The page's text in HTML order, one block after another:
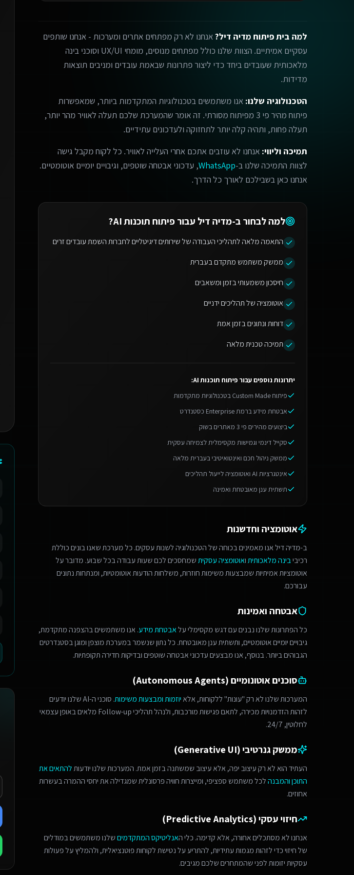
למה בית פיתוח מדיה דיל? אנחנו לא רק מפתחים אתרים ומערכות - אנחנו שותפים
עסקיים אמיתיים. הצוות שלנו כולל מפתחים מנוסים, מומחי UX/UI וסוכני בינה
מלאכותית שעובדים ביחד כדי ליצור פתרונות שבאמת עובדים ומניבים תוצאות
מדידות.
הטכנולוגיה שלנו: אנו משתמשים בטכנולוגיות המתקדמות ביותר, שמאפשרות
פיתוח מהיר פי 3 מפיתוח מסורתי. זה אומר שהמערכת שלכם תעלה לאוויר מהר יותר,
תעלה פחות, ותהיה קלה יותר לתחזוקה ולעדכונים עתידיים.
תמיכה וליווי: אנחנו לא עוזבים אתכם אחרי העלייה לאוויר. כל לקוח מקבל גישה
לצוות התמיכה שלנו ב-WhatsApp, עדכוני אבטחה שוטפים, וגיבויים יומיים אוטומטיים.
אנחנו כאן בשבילכם לאורך כל הדרך.
למה לבחור ב-מדיה דיל עבור פיתוח תוכנות AI ?
התאמה מלאה לתהליכי העבודה של שירותים דיגיטליים לחברות השמת עובדים זרים
ממשק משתמש מתקדם בעברית
חיסכון משמעותי בזמן ומשאבים
אוטומציה של תהליכים ידניים
דוחות ונתונים בזמן אמת
תמיכה טכנית מלאה
יתרונות נוספים עבור פיתוח תוכנות AI
:
פיתוח Custom Made בטכנולוגיות מתקדמות
אבטחת מידע ברמת Enterprise כסטנדרט
ביצועים מהירים פי 3 מאתרים בשוק
סקייל דינמי וגמישות מקסימלית לצמיחה עסקית
ממשק ניהול חכם ואינטואיטיבי בעברית מלאה
אינטגרציות AI ואוטומציה לייעול תהליכים
תשתית ענן מאובטחת ואמינה
אוטומציה וחדשנות
ב-מדיה דיל אנו מאמינים בכוחה של הטכנולוגיה לשנות עסקים. כל מערכת שאנו בונים כוללת
רכיביבינה מלאכותיתואוטומציה עסקיתשמחסכים לכם שעות עבודה בכל שבוע. מדובר על
אוטומציות אמיתיות שמבצעות משימות חוזרות, משלחות הודעות אוטומטיות, ומנתחות נתונים
עבורכם.
אבטחה ואמינות
כל הפתרונות שלנו נבנים עם דגש מקסימלי עלאבטחת מידע. אנו משתמשים בהצפנה מתקדמת,
גיבויים יומיים אוטומטיים, ותשתית ענן מאובטחת. כל נתון שנשמר במערכת מוצפן ומוגן בסטנדרטים
הגבוהים ביותר. בנוסף, אנו מבצעים עדכוני אבטחה שוטפים ובדיקות חדירה תקופתיות.
סוכנים אוטונומיים (Autonomous Agents)
המערכות שלנו לא רק "עונות" ללקוחות, אלאיוזמות ומבצעות משימות
. סוכני ה-AI שלנו יודעים
לזהות הזדמנויות מכירה, לתאם פגישות מורכבות, ולנהל תהליכי Follow-up מלאים באופן עצמאי
לחלוטין, 24/7.
ממשק גנרטיבי (Generative UI)
העתיד הוא לא רק עיצוב יפה, אלא עיצוב שמשתנה בזמן אמת. המערכות שלנו יודעותלהתאים את
התוכן והמבנהלכל משתמש ספציפי, ומייצרות חוויה פרסונלית שמגדילה את יחסי ההמרה בעשרות
אחוזים.
חיזוי עסקי (Predictive Analytics)
אנחנו לא מסתכלים אחורה, אלא קדימה. כלי האנליטיקס המתקדמיםשלנו משתמשים במודלים
של חיזוי כדי לזהות מגמות עתידיות, להתריע על נטישת לקוחות פוטנציאלית, ולהמליץ על פעולות
עסקיות יזומות לפני שהמתחרים שלכם מגיבים.